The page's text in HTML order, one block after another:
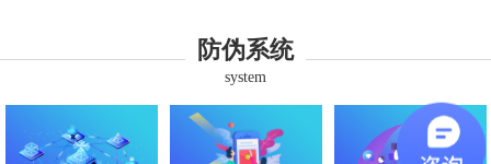
防伪系统
system